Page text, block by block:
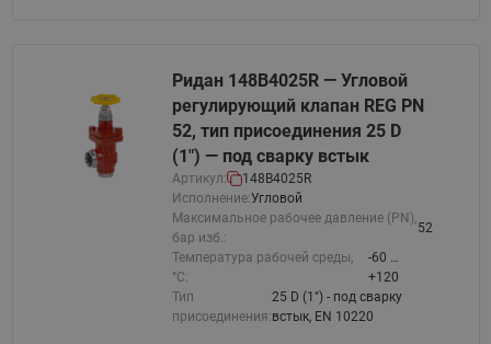
Ридан 148B4025R — Угловой
регулирующий клапан REG PN
52, тип присоединения 25 D
(1") — под сварку встык
Артикул:
148B4025R
Исполнение:Угловой
Максимальное рабочее давление (PN),
бар изб.:
52
Температура рабочей среды,
°С:
-60 …
+120
Тип
присоединения:
25 D (1") - под сварку
встык, EN 10220